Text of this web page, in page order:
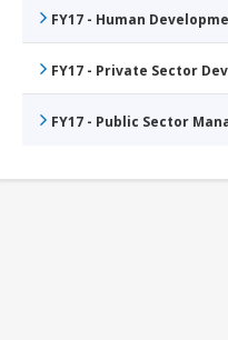
FY17 - Human
FY17 - Private Sector
FY17 - Public Sector